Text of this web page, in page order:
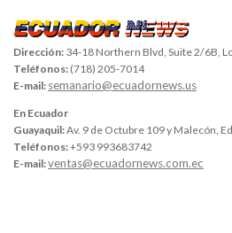
Dirección: 34-18 Northern Blvd, Suite 2/6B,
Teléfonos: (718) 205-7014
E-mail: semanario@ecuadornews.us
En Ecuador
Guayaquil:Av. 9 de Octubre 109 y Malecón,
Teléfonos:+593 993683742
E-mail:ventas@ecuadornews.com.ec